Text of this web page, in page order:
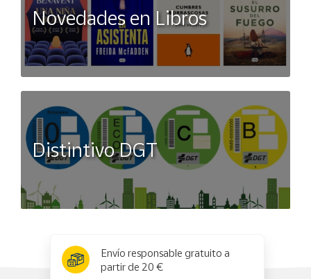
Novedades en Libros
Distintivo DGT
Envío responsable gratuito a
partir de 20 €